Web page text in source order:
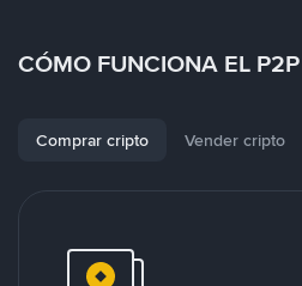
CÓMO FUNCIONA EL P2P
Comprar cripto Vender cripto